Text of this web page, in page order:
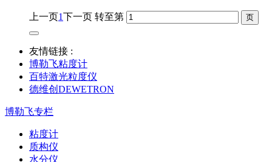
上一页1下一页 转至第
友情链接 :
博勒飞粘度计
百特激光粒度仪
德维创DEWETRON
博勒飞专栏
粘度计
质构仪
水分仪